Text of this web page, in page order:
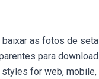
baixar as fotos de seta
para download
for web, mobile,